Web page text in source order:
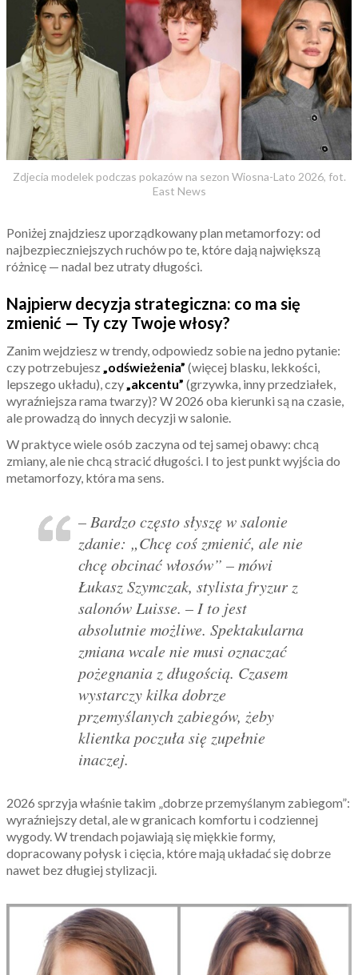
Zdjecia modelek podczas pokazów na sezon Wiosna-Lato 2026, fot.
East News
Poniżej znajdziesz uporządkowany plan metamorfozy: od
najbezpieczniejszych ruchów po te, które dają największą
różnicę — nadal bez utraty długości.
Najpierw decyzja strategiczna: co ma się
zmienić — Ty czy Twoje włosy?
Zanim wejdziesz w trendy, odpowiedz sobie na jedno pytanie:
czy potrzebujesz„odświeżenia” (więcej blasku, lekkości,
lepszego układu), czy„akcentu” (grzywka, inny przedziałek,
wyraźniejsza rama twarzy)? W 2026 oba kierunki są na czasie,
ale prowadzą do innych decyzji w salonie.
W praktyce wiele osób zaczyna od tej samej obawy: chcą
zmiany, ale nie chcą stracić długości. I to jest punkt wyjścia do
metamorfozy, która ma sens.
– Bardzo często słyszę w salonie
zdanie: „Chcę coś zmienić, ale nie
chcę obcinać włosów” – mówi
Łukasz Szymczak, stylista fryzur z
salonów Luisse. – I to jest
absolutnie możliwe. Spektakularna
zmiana wcale nie musi oznaczać
pożegnania z długością. Czasem
wystarczy kilka dobrze
przemyślanych zabiegów, żeby
klientka poczuła się zupełnie
inaczej.
2026 sprzyja właśnie takim „dobrze przemyślanym zabiegom”:
wyraźniejszy detal, ale w granicach komfortu i codziennej
wygody. W trendach pojawiają się miękkie formy,
dopracowany połysk i cięcia, które mają układać się dobrze
nawet bez długiej stylizacji.